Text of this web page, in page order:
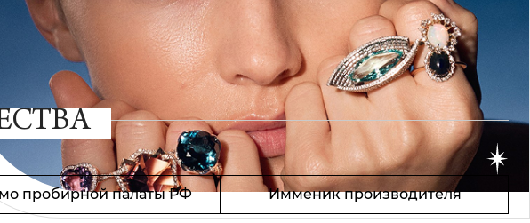
пробирной палаты РФ Имменик производителя